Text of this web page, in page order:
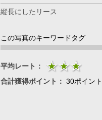
縦長にしたリース
この写真のキーワードタグ
平均レート：
合計獲得ポイント： 30ポイント